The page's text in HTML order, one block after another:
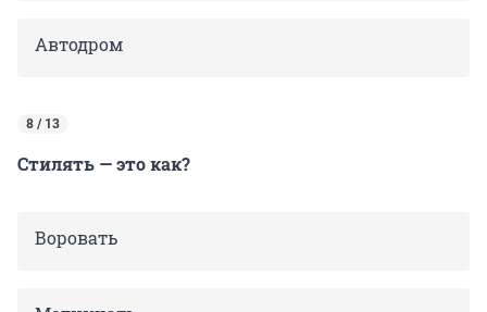
Автодром
8 / 13
Стилять — это как?
Воровать